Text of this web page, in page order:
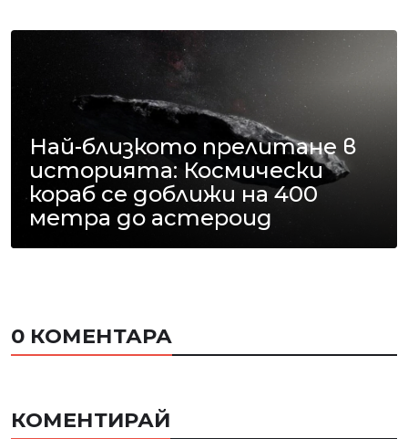
Най-близкото прелитане в
историята: Космически
кораб се доближи на 400
метра до астероид
0 КОМЕНТАРА
КОМЕНТИРАЙ